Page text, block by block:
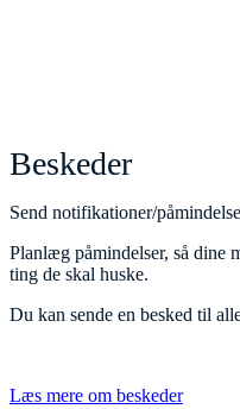
Beskeder
Send notifikationer/
Planlæg påmindelser, så dine
ting de skal huske.
Du kan sende en besked til
Læs mere om beskeder